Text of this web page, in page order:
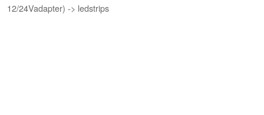
12/24Vadapter) -> ledstrips